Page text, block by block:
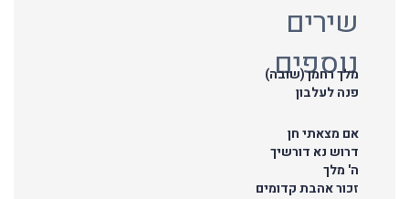
שירים
נוספים
מלך רחמן (שובה)
פנה לעלבון
אם מצאתי חן
דרוש נא דורשיך
ה' מלך
זכור אהבת קדומים